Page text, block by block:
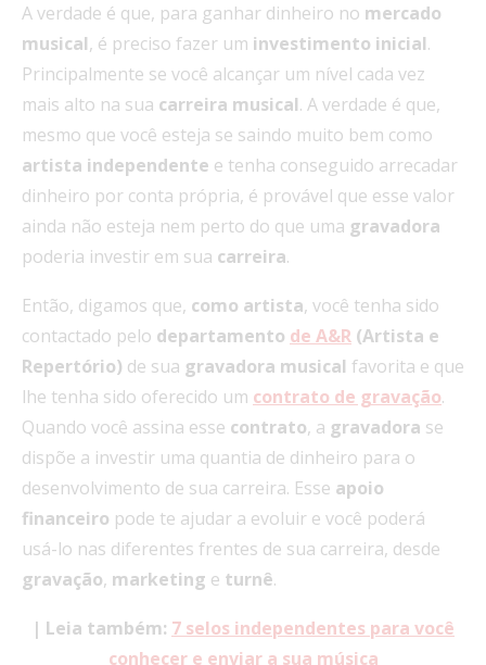
A verdade é que, para ganhar dinheiro no mercado
musical, é preciso fazer um investimento inicial.
Principalmente se você alcançar um nível cada vez
mais alto na sua carreira musical. A verdade é que,
mesmo que você esteja se saindo muito bem como
artista independente e tenha conseguido arrecadar
dinheiro por conta própria, é provável que esse valor
ainda não esteja nem perto do que uma gravadora
poderia investir em sua carreira.
Então, digamos que, como artista, você tenha sido
contactado pelo departamento de A&R (Artista e
Repertório) de sua gravadora musical favorita e que
lhe tenha sido oferecido um contrato de gravação.
Quando você assina esse contrato, a gravadora se
dispõe a investir uma quantia de dinheiro para o
desenvolvimento de sua carreira. Esse apoio
financeiro pode te ajudar a evoluir e você poderá
usá-lo nas diferentes frentes de sua carreira, desde
gravação, marketing e turnê.
| Leia também: 7 selos independentes para você
conhecer e enviar a sua música